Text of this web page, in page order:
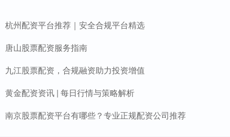
杭州配资平台推荐｜安全合规平台精选
唐山股票配资服务指南
九江股票配资，合规融资助力投资增值
黄金配资资讯 | 每日行情与策略解析
南京股票配资平台有哪些？专业正规配资公司推荐